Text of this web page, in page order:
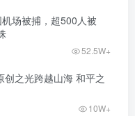
场被捕，超500人被
52.5W+
创之光跨越山海 和平之
10W+